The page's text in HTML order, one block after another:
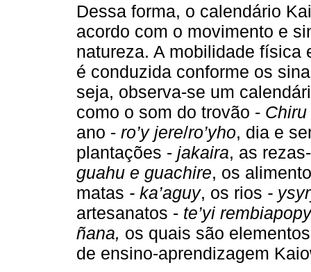
Dessa forma, o calendário
acordo com o movimento e
natureza. A mobilidade física
é conduzida conforme os
seja, observa-se um
como o som do trovão -
ano - ro’y jere/ro’yho, dia e
plantações - jakaira, as
guahu e guachire, os
matas - ka’aguy, os rios -
artesanatos - te’yi rembiapopy
ñana, os quais são
de ensino-aprendizagem